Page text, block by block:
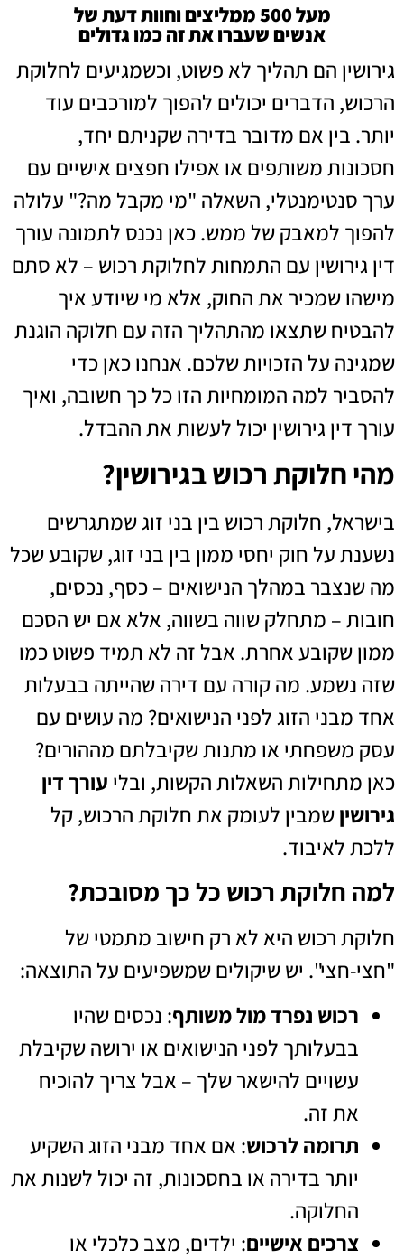
מעל 500 ממליצים וחוות דעת של
אנשים שעברו את זה כמו גדולים
גירושין הם תהליך לא פשוט, וכשמגיעים לחלוקת
הרכוש, הדברים יכולים להפוך למורכבים עוד
יותר. בין אם מדובר בדירה שקניתם יחד,
חסכונות משותפים או אפילו חפצים אישיים עם
ערך סנטימנטלי, השאלה "מי מקבל מה?" עלולה
להפוך למאבק של ממש. כאן נכנס לתמונה עורך
דין גירושין עם התמחות לחלוקת רכוש – לא סתם
מישהו שמכיר את החוק, אלא מי שיודע איך
להבטיח שתצאו מהתהליך הזה עם חלוקה הוגנת
שמגינה על הזכויות שלכם. אנחנו כאן כדי
להסביר למה המומחיות הזו כל כך חשובה, ואיך
עורך דין גירושין יכול לעשות את ההבדל.
מהי חלוקת רכוש בגירושין?
בישראל, חלוקת רכוש בין בני זוג שמתגרשים
נשענת על חוק יחסי ממון בין בני זוג, שקובע שכל
מה שנצבר במהלך הנישואים – כסף, נכסים,
חובות – מתחלק שווה בשווה, אלא אם יש הסכם
ממון שקובע אחרת. אבל זה לא תמיד פשוט כמו
שזה נשמע. מה קורה עם דירה שהייתה בבעלות
אחד מבני הזוג לפני הנישואים? מה עושים עם
עסק משפחתי או מתנות שקיבלתם מההורים?
כאן מתחילות השאלות הקשות, ובלי עורך דין
גירושיןשמבין לעומק את חלוקת הרכוש, קל
ללכת לאיבוד.
למה חלוקת רכוש כל כך מסובכת?
חלוקת רכוש היא לא רק חישוב מתמטי של
"חצי-חצי". יש שיקולים שמשפיעים על התוצאה:
רכוש נפרד מול משותף: נכסים שהיו
בבעלותך לפני הנישואים או ירושה שקיבלת
עשויים להישאר שלך – אבל צריך להוכיח
את זה.
תרומה לרכוש: אם אחד מבני הזוג השקיע
יותר בדירה או בחסכונות, זה יכול לשנות את
החלוקה.
צרכים אישיים: ילדים, מצב כלכלי או